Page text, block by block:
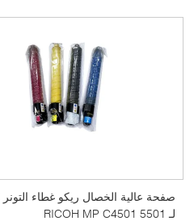
لـ RICOH MP C4501 5501